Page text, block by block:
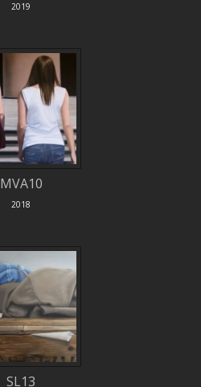
2019
MVA10
2018
SL13